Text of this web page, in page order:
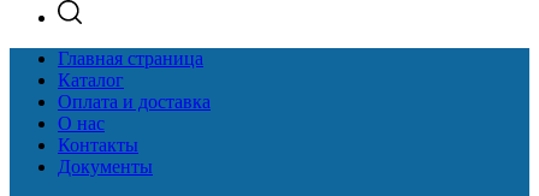
Главная страница
Каталог
Оплата и доставка
О нас
Контакты
Документы